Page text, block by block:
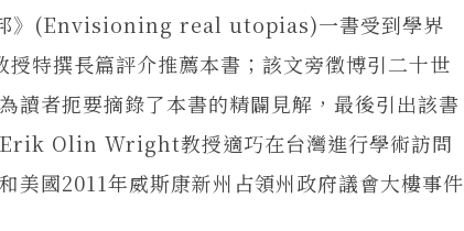
》(Envisioning real utopias)一書受到學界
特撰長篇評介推薦本書；該文旁徵博引二十世
讀者扼要摘錄了本書的精闢見解，最後引出該書
Erik Olin Wright教授適巧在台灣進行學術訪問
美國2011年威斯康新州占領州政府議會大樓事件